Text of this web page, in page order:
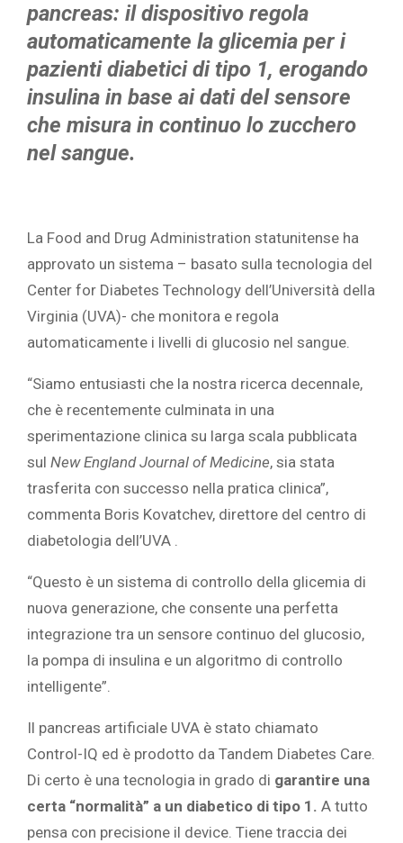
pancreas: il dispositivo regola
automaticamente la glicemia per i
pazienti diabetici di tipo 1, erogando
insulina in base ai dati del sensore
che misura in continuo lo zucchero
nel sangue.
La Food and Drug Administration statunitense ha
approvato un sistema – basato sulla tecnologia del
Center for Diabetes Technology dell’Università della
Virginia (UVA)- che monitora e regola
automaticamente i livelli di glucosio nel sangue.
“Siamo entusiasti che la nostra ricerca decennale,
che è recentemente culminata in una
sperimentazione clinica su larga scala pubblicata
sul New England Journal of Medicine, sia stata
trasferita con successo nella pratica clinica”,
commenta Boris Kovatchev, direttore del centro di
diabetologia dell’UVA .
“Questo è un sistema di controllo della glicemia di
nuova generazione, che consente una perfetta
integrazione tra un sensore continuo del glucosio,
la pompa di insulina e un algoritmo di controllo
intelligente”.
Il pancreas artificiale UVA è stato chiamato
Control-IQ ed è prodotto da Tandem Diabetes Care.
Di certo è una tecnologia in grado di garantire una
certa “normalità” a un diabetico di tipo 1. A tutto
pensa con precisione il device. Tiene traccia dei